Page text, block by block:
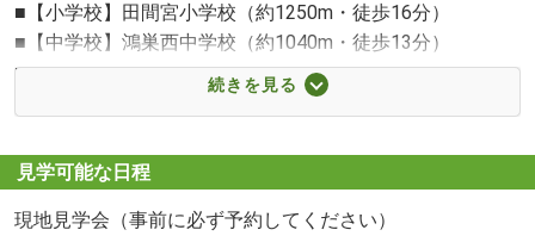
■【小学校】田間宮小学校（約1250m・徒歩16分）
■【中学校】鴻巣西中学校（約1040m・徒歩13分）
■【公園】大間２丁目２号公園（約270m・徒歩4分）
■【コンビニ】セブン-イレブン 鴻巣大間３丁目店（約
■【幼稚園・保育園】まごやま保育園（約210m・徒歩3
分）
■【ドラッグストア】ドラッグストアセキ鴻巣栄町店（約
続きを見る
見学可能な日程
現地見学会（事前に必ず予約してください）